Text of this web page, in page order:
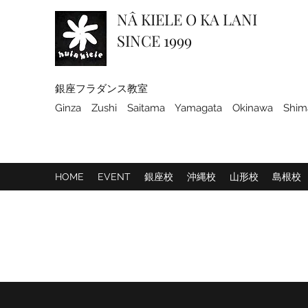
NÂ KIELE O KA LANI
SINCE 1999
銀座フラダンス教室​​
​Ginza Zushi Saitama Yamagata Okinawa
HOME EVENT 銀座校 沖縄校 山形校 島根校